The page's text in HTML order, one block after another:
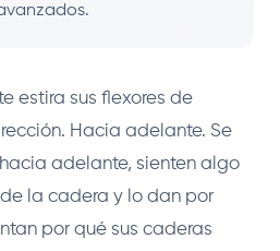
estira sus flexores de
Hacia adelante. Se
adelante, sienten algo
la cadera y lo dan por
por qué sus caderas